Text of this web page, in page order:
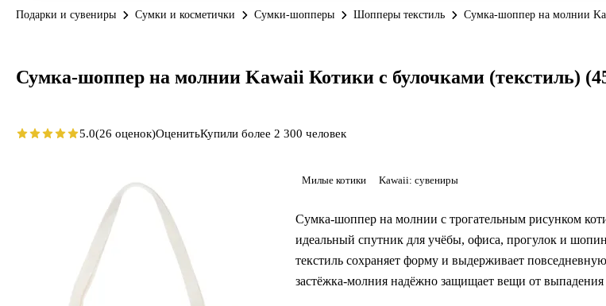
Подарки и сувениры Сумки и косметички Сумки-шопперы Шопперы текстиль Сумка-шоппер на молнии
Милые котики Kawaii: сувениры
Сумка-шоппер на молнии с трогательным рисунком
идеальный спутник для учёбы, офиса, прогулок и
текстиль сохраняет форму и выдерживает повседневную
застёжка-молния надёжно защищает вещи от выпадения
Сумка-шоппер на молнии Kawaii Котики с булочками (текстиль)
5.0(26 оценок)ОценитьКупили более 2 300 человек